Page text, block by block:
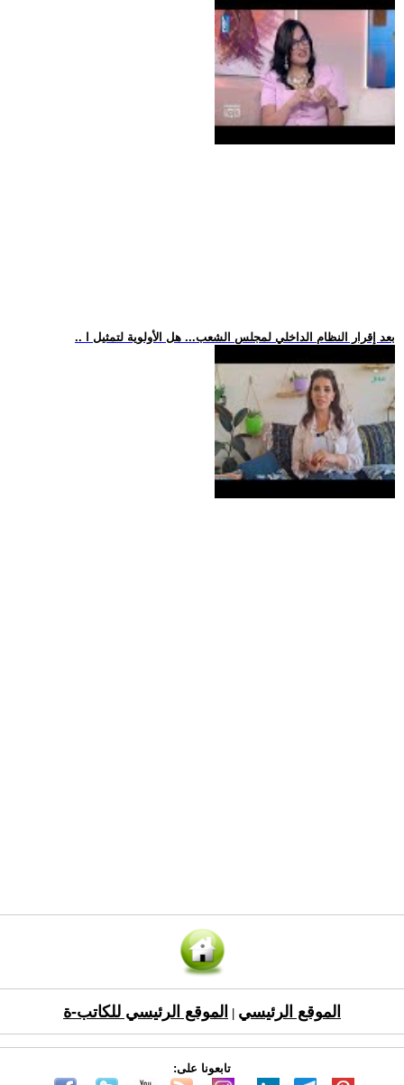
.. بعد إقرار النظام الداخلي لمجلس الشعب... هل الأولوية لتمثيل ا
الموقع الرئيسي الموقع الرئيسي للكاتب-ة
تابعونا على: